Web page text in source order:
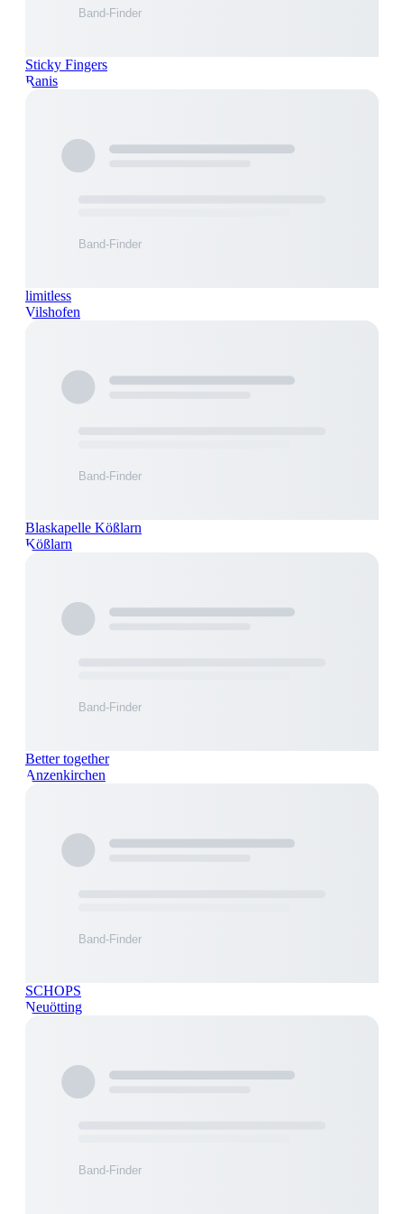
Sticky Fingers
Ranis
limitless
Vilshofen
Blaskapelle Kößlarn
Kößlarn
Better together
Anzenkirchen
SCHOPS
Neuötting